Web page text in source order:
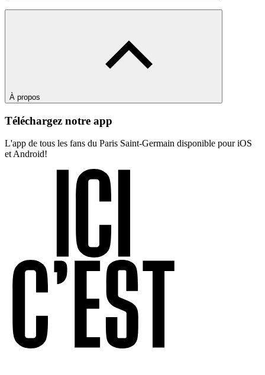
À propos
Téléchargez notre app
L'app de tous les fans du Paris Saint-Germain disponible pour iOS
et Android!